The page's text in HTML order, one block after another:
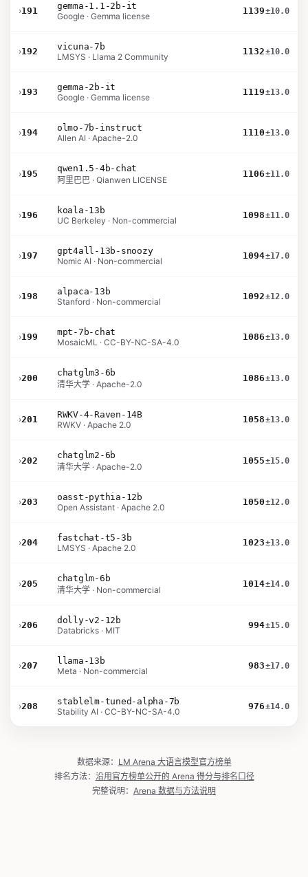
›191
gemma-1.1-2b-it
Google · Gemma license
1139±10.0
›192
vicuna-7b
LMSYS · Llama 2 Community
1132±10.0
›193
gemma-2b-it
Google · Gemma license
1119±13.0
›194
olmo-7b-instruct
Allen AI · Apache-2.0
1110±13.0
›195
qwen1.5-4b-chat
阿里巴巴 · Qianwen LICENSE
1106±11.0
›196
koala-13b
UC Berkeley · Non-commercial
1098±11.0
›197
gpt4all-13b-snoozy
Nomic AI · Non-commercial
1094±17.0
›198
alpaca-13b
Stanford · Non-commercial
1092±12.0
›199
mpt-7b-chat
MosaicML · CC-BY-NC-SA-4.0
1086±13.0
›200
chatglm3-6b
清华大学 · Apache-2.0
1086±13.0
›201
RWKV-4-Raven-14B
RWKV · Apache 2.0
1058±13.0
›202
chatglm2-6b
清华大学 · Apache-2.0
1055±15.0
›203
oasst-pythia-12b
Open Assistant · Apache 2.0
1050±12.0
›204
fastchat-t5-3b
LMSYS · Apache 2.0
1023±13.0
›205
chatglm-6b
清华大学 · Non-commercial
1014±14.0
›206
dolly-v2-12b
Databricks · MIT
994±15.0
›207
llama-13b
Meta · Non-commercial
983±17.0
›208
stablelm-tuned-alpha-7b
Stability AI · CC-BY-NC-SA-4.0
976±14.0
数据来源： LM Arena 大语言模型官方榜单
排名方法： 沿用官方榜单公开的 Arena 得分与排名口径
完整说明： Arena 数据与方法说明